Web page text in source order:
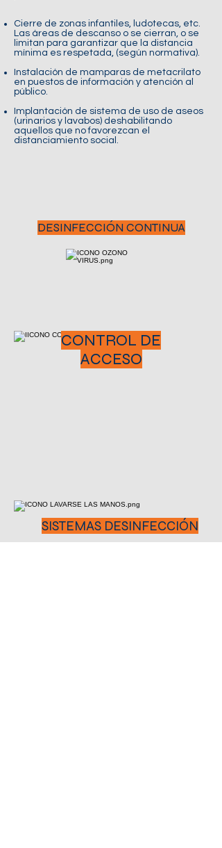
Cierre de zonas infantiles, ludotecas, etc.
Las áreas de descanso o se cierran, o se
limitan para garantizar que la distancia
mínima es respetada, (según normativa).
Instalación de mamparas de metacrilato
en puestos de información y atención al
público.
Implantación de sistema de uso de aseos
(urinarios y lavabos) deshabilitando
aquellos que no favorezcan el
distanciamiento social.
DESINFECCIÓN CONTINUA
CONTROL DE
ACCESO
SISTEMAS DESINFECCIÓN